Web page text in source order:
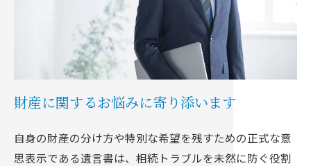
財産に関するお悩みに寄り添います
自身の財産の分け方や特別な希望を残すための正式な意
思表示である遺言書は、相続トラブルを未然に防ぐ役割